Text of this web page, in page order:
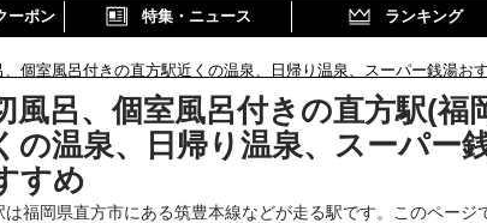
ーポン 特集・ニュース ランキング
、個室風呂付きの直方駅近くの温泉、日帰り温泉、スーパー銭湯お
風呂、個室風呂付きの直方駅(福
の温泉、日帰り温泉、スーパー
すめ
は福岡県直方市にある筑豊本線などが走る駅です。このページ